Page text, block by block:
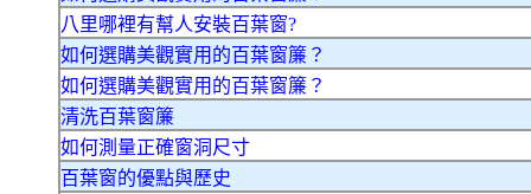
八里哪裡有幫人安裝百葉窗?
如何選購美觀實用的百葉窗簾？
如何選購美觀實用的百葉窗簾？
清洗百葉窗簾
如何測量正確窗洞尺寸
百葉窗的優點與歷史